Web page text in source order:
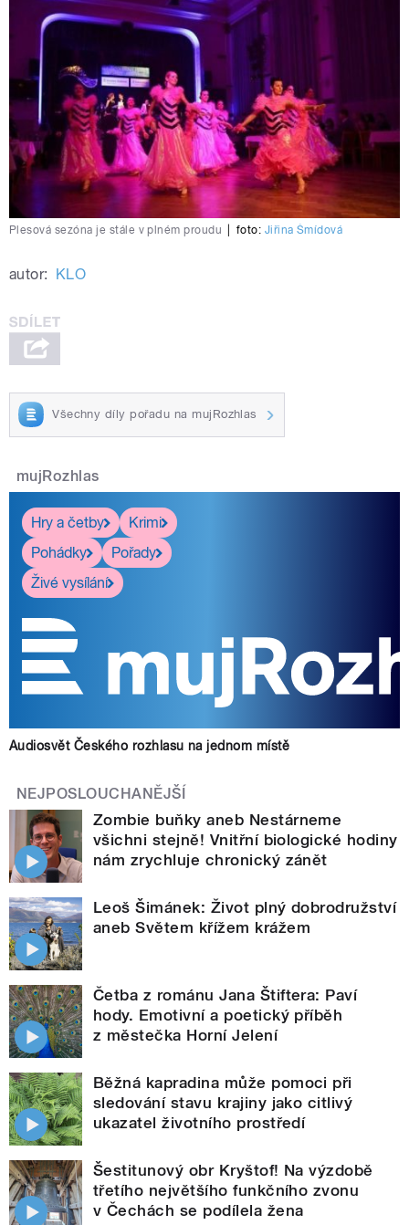
Plesová sezóna je stále v plném proudu foto: Jiřina Šmídová
autor: KLO
Všechny díly pořadu na mujRozhlas
mujRozhlas
Hry a četby
Krimi
Pohádky
Pořady
Živé vysílání
Audiosvět Českého rozhlasu na jednom místě
NEJPOSLOUCHANĚJŠÍ
Zombie buňky aneb Nestárneme
všichni stejně! Vnitřní biologické hodiny
nám zrychluje chronický zánět
Leoš Šimánek: Život plný dobrodružství
aneb Světem křížem krážem
Četba z románu Jana Štiftera: Paví
hody. Emotivní a poetický příběh
z městečka Horní Jelení
Běžná kapradina může pomoci při
sledování stavu krajiny jako citlivý
ukazatel životního prostředí
Šestitunový obr Kryštof! Na výzdobě
třetího největšího funkčního zvonu
v Čechách se podílela žena